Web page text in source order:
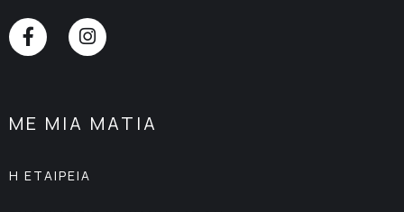
ΜΕ ΜΙΑ ΜΑΤΙΑ
Η ΕΤΑΙΡΕΙΑ